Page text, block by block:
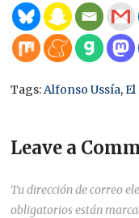
Tags:Alfonso Ussía,El
Leave a
Tu dirección de correo
obligatorios están